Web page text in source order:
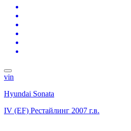
vin
Hyundai Sonata
IV (EF) Рестайлинг 2007 г.в.